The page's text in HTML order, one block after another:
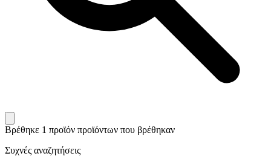
Βρέθηκε 1 προϊόν προϊόντων που βρέθηκαν
Συχνές αναζητήσεις